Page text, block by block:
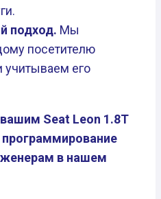
подход. Мы
посетителю
учитываем его
Seat Leon 1.8T
в нашем